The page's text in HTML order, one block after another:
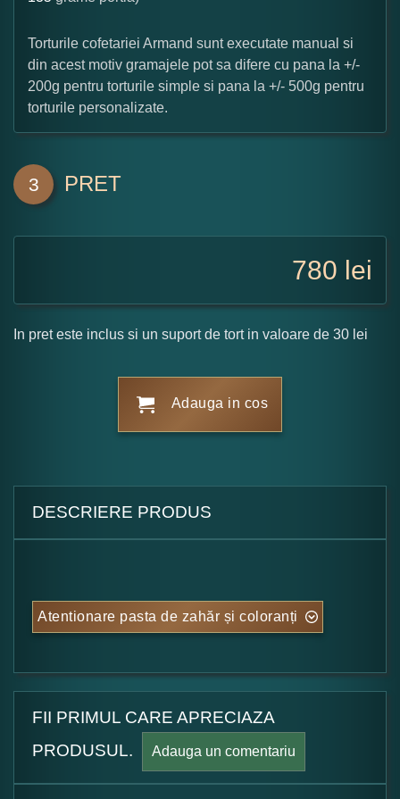
Torturile cofetariei Armand sunt executate manual si
din acest motiv gramajele pot sa difere cu pana la +/-
200g pentru torturile simple si pana la +/- 500g pentru
torturile personalizate.
3 PRET
780 lei
In pret este inclus si un suport de tort in valoare de 30 lei
Adauga in cos
DESCRIERE PRODUS
Atentionare pasta de zahăr și coloranți
FII PRIMUL CARE APRECIAZA
PRODUSUL.
Adauga un comentariu